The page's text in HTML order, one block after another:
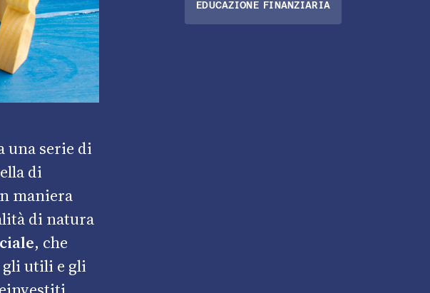
una serie di
di
maniera
di natura
, che
utili e gli
EDUCAZIONE FINANZIARIA